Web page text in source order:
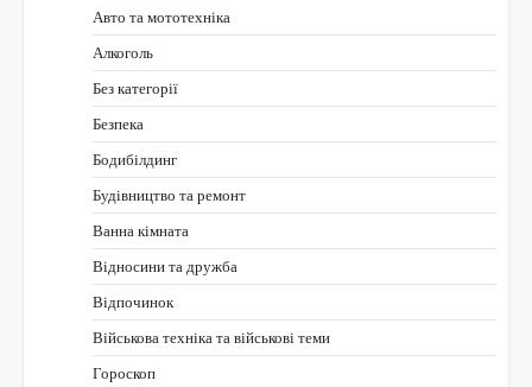
Авто та мототехніка
Алкоголь
Без категорії
Безпека
Бодибілдинг
Будівництво та ремонт
Ванна кімната
Відносини та дружба
Відпочинок
Військова техніка та військові теми
Гороскоп